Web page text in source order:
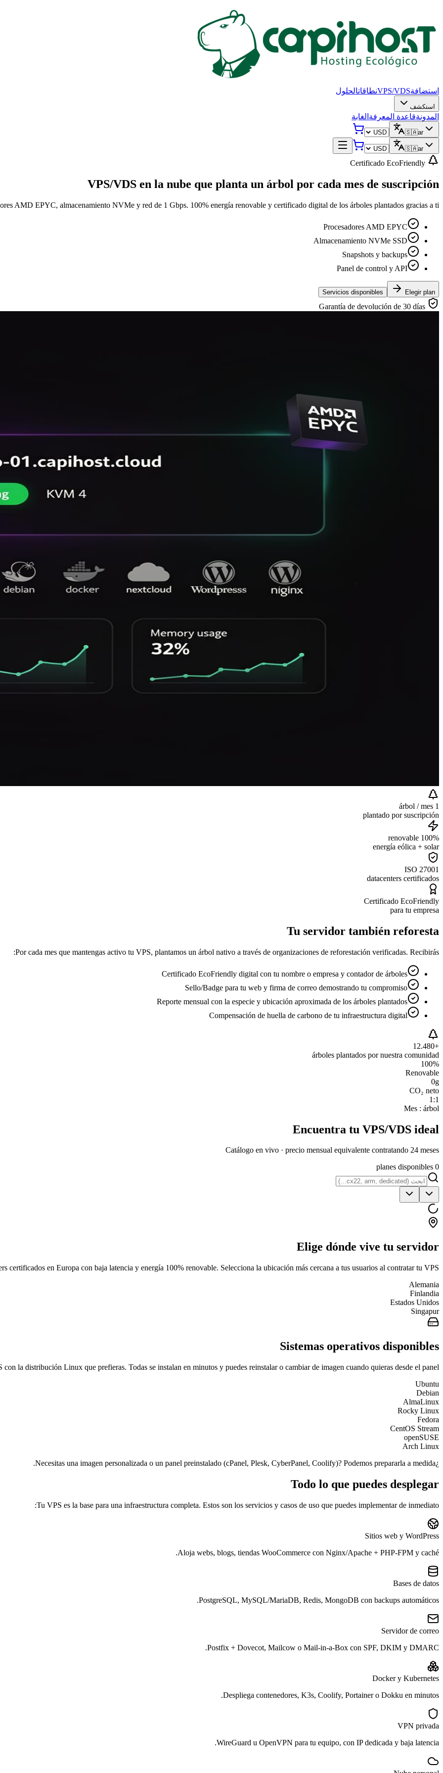
استضافةVPS/VDSنطاقاتالحلول
استكشف
المدونةقاعدة المعرفة الغابة
🇸🇦ar
🇸🇦ar
Certificado EcoFriendly
VPS/VDS en la nube que planta un árbol por cada mes de suscripción
AMD EPYC, almacenamiento NVMe y red de 1 Gbps. 100% energía renovable y certificado digital de los árboles plantados gracias a ti.
Procesadores AMD EPYC
Almacenamiento NVMe SSD
Snapshots y backups
Panel de control y API
Elegir plan
Servicios disponibles
Garantía de devolución de 30 días
1 árbol / mes
plantado por suscripción
100% renovable
energía eólica + solar
ISO 27001
datacenters certificados
Certificado EcoFriendly
para tu empresa
Tu servidor también reforesta
Por cada mes que mantengas activo tu VPS, plantamos un árbol nativo a través de organizaciones de reforestación verificadas. Recibirás:
Certificado EcoFriendly digital con tu nombre o empresa y contador de árboles
Sello/Badge para tu web y firma de correo demostrando tu compromiso
Reporte mensual con la especie y ubicación aproximada de los árboles plantados
Compensación de huella de carbono de tu infraestructura digital
+12.480
árboles plantados por nuestra comunidad
100%
Renovable
0g
CO₂ neto
1:1
Mes : árbol
Encuentra tu VPS/VDS ideal
Catálogo en vivo · precio mensual equivalente contratando 24 meses
0 planes disponibles
Elige dónde vive tu servidor
certificados en Europa con baja latencia y energía 100% renovable. Selecciona la ubicación más cercana a tus usuarios al contratar tu VPS.
Alemania
Finlandia
Estados Unidos
Singapur
Sistemas operativos disponibles
con la distribución Linux que prefieras. Todas se instalan en minutos y puedes reinstalar o cambiar de imagen cuando quieras desde el panel.
Ubuntu
Debian
AlmaLinux
Rocky Linux
Fedora
CentOS Stream
openSUSE
Arch Linux
¿Necesitas una imagen personalizada o un panel preinstalado (cPanel, Plesk, CyberPanel, Coolify)? Podemos prepararla a medida.
Todo lo que puedes desplegar
Tu VPS es la base para una infraestructura completa. Estos son los servicios y casos de uso que puedes implementar de inmediato:
Sitios web y WordPress
Aloja webs, blogs, tiendas WooCommerce con Nginx/Apache + PHP-FPM y caché.
Bases de datos
PostgreSQL, MySQL/MariaDB, Redis, MongoDB con backups automáticos.
Servidor de correo
Postfix + Dovecot, Mailcow o Mail-in-a-Box con SPF, DKIM y DMARC.
Docker y Kubernetes
Despliega contenedores, K3s, Coolify, Portainer o Dokku en minutos.
VPN privada
WireGuard u OpenVPN para tu equipo, con IP dedicada y baja latencia.